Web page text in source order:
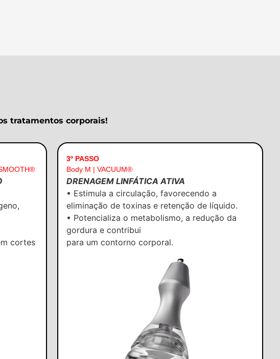
tratamentos corporais!
cortes
3º PASSO
Body M | VACUUM®
DRENAGEM LINFÁTICA ATIVA
• Estimula a circulação, favorecendo a
eliminação de toxinas e retenção de líquido.
• Potencializa o metabolismo, a redução da
gordura e contribui
para um contorno corporal.